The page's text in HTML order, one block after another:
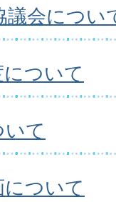
議会につい
ついて
て
ついて